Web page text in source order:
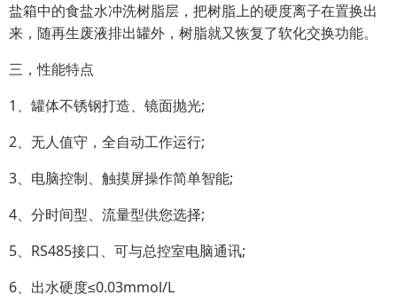
盐箱中的食盐水冲洗树脂层，把树脂上的硬度离子在置换出
来，随再生废液排出罐外，树脂就又恢复了软化交换功能。
三，性能特点
1、罐体不锈钢打造、镜面抛光;
2、无人值守，全自动工作运行;
3、电脑控制、触摸屏操作简单智能;
4、分时间型、流量型供您选择;
5、RS485接口、可与总控室电脑通讯;
6、出水硬度≤0.03mmol/L